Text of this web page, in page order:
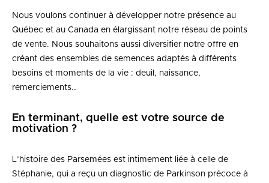
Nous voulons continuer à développer notre présence au
Québec et au Canada en élargissant notre réseau de points
de vente. Nous souhaitons aussi diversifier notre offre en
créant des ensembles de semences adaptés à différents
besoins et moments de la vie : deuil, naissance,
remerciements…
En terminant, quelle est votre source de
motivation ?
L’histoire des Parsemées est intimement liée à celle de
Stéphanie, qui a reçu un diagnostic de Parkinson précoce à